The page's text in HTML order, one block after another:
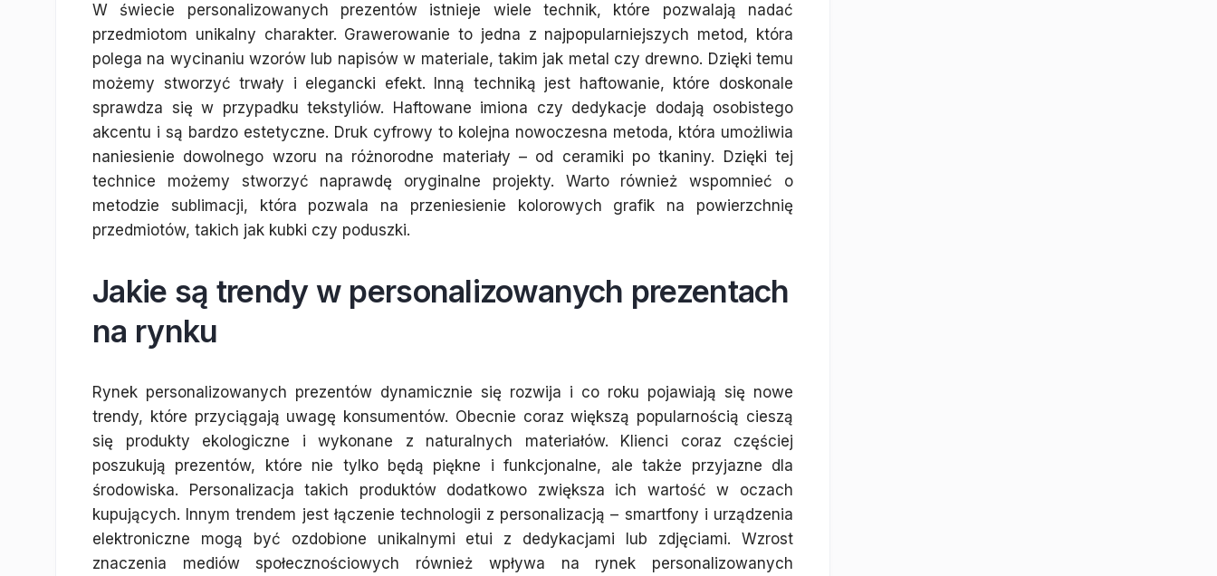
W świecie personalizowanych prezentów istnieje wiele technik, które pozwalają nadać
przedmiotom unikalny charakter. Grawerowanie to jedna z najpopularniejszych metod, która
polega na wycinaniu wzorów lub napisów w materiale, takim jak metal czy drewno. Dzięki temu
możemy stworzyć trwały i elegancki efekt. Inną techniką jest haftowanie, które doskonale
sprawdza się w przypadku tekstyliów. Haftowane imiona czy dedykacje dodają osobistego
akcentu i są bardzo estetyczne. Druk cyfrowy to kolejna nowoczesna metoda, która umożliwia
naniesienie dowolnego wzoru na różnorodne materiały – od ceramiki po tkaniny. Dzięki tej
technice możemy stworzyć naprawdę oryginalne projekty. Warto również wspomnieć o
metodzie sublimacji, która pozwala na przeniesienie kolorowych grafik na powierzchnię
przedmiotów, takich jak kubki czy poduszki.
Jakie są trendy w personalizowanych prezentach
na rynku
Rynek personalizowanych prezentów dynamicznie się rozwija i co roku pojawiają się nowe
trendy, które przyciągają uwagę konsumentów. Obecnie coraz większą popularnością cieszą
się produkty ekologiczne i wykonane z naturalnych materiałów. Klienci coraz częściej
poszukują prezentów, które nie tylko będą piękne i funkcjonalne, ale także przyjazne dla
środowiska. Personalizacja takich produktów dodatkowo zwiększa ich wartość w oczach
kupujących. Innym trendem jest łączenie technologii z personalizacją – smartfony i urządzenia
elektroniczne mogą być ozdobione unikalnymi etui z dedykacjami lub zdjęciami. Wzrost
znaczenia mediów społecznościowych również wpływa na rynek personalizowanych